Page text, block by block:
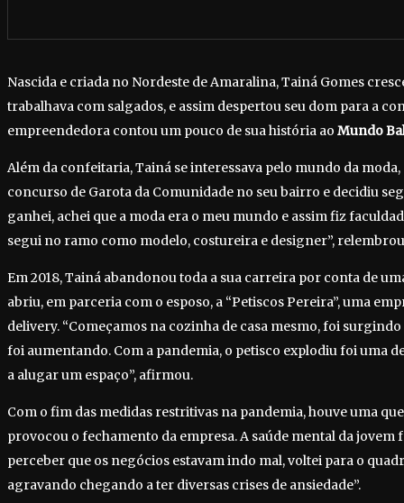
Nascida e criada no Nordeste de Amaralina, Tainá Gomes
trabalhava com salgados, e assim despertou seu dom para a
empreendedora contou um pouco de sua história ao Mundo
Além da confeitaria, Tainá se interessava pelo mundo da
concurso de Garota da Comunidade no seu bairro e decidiu
ganhei, achei que a moda era o meu mundo e assim fiz
segui no ramo como modelo, costureira e designer”,
Em 2018, Tainá abandonou toda a sua carreira por conta de
abriu, em parceria com o esposo, a “Petiscos Pereira”, uma
delivery. “Começamos na cozinha de casa mesmo, foi
foi aumentando. Com a pandemia, o petisco explodiu foi uma
a alugar um espaço”, afirmou.
Com o fim das medidas restritivas na pandemia, houve uma
provocou o fechamento da empresa. A saúde mental da jovem
perceber que os negócios estavam indo mal, voltei para o
agravando chegando a ter diversas crises de ansiedade”.